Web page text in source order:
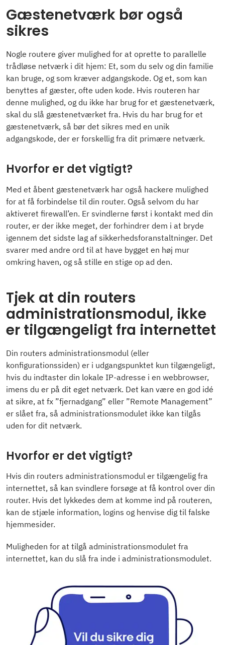
Gæstenetværk bør også
sikres
Nogle routere giver mulighed for at oprette to parallelle
trådløse netværk i dit hjem: Et, som du selv og din familie
kan bruge, og som kræver adgangskode. Og et, som kan
benyttes af gæster, ofte uden kode. Hvis routeren har
denne mulighed, og du ikke har brug for et gæstenetværk,
skal du slå gæstenetværket fra. Hvis du har brug for et
gæstenetværk, så bør det sikres med en unik
adgangskode, der er forskellig fra dit primære netværk.
Hvorfor er det vigtigt?
Med et åbent gæstenetværk har også hackere mulighed
for at få forbindelse til din router. Også selvom du har
aktiveret firewall’en. Er svindlerne først i kontakt med din
router, er der ikke meget, der forhindrer dem i at bryde
igennem det sidste lag af sikkerhedsforanstaltninger. Det
svarer med andre ord til at have bygget en høj mur
omkring haven, og så stille en stige op ad den.
Tjek at din routers
administrationsmodul, ikke
er tilgængeligt fra internettet
Din routers administrationsmodul (eller
konfigurationssiden) er i udgangspunktet kun tilgængeligt,
hvis du indtaster din lokale IP-adresse i en webbrowser,
imens du er på dit eget netværk. Det kan være en god idé
at sikre, at fx ”fjernadgang” eller ”Remote Management”
er slået fra, så administrationsmodulet ikke kan tilgås
uden for dit netværk.
Hvorfor er det vigtigt?
Hvis din routers administrationsmodul er tilgængelig fra
internettet, så kan svindlere forsøge at få kontrol over din
router. Hvis det lykkedes dem at komme ind på routeren,
kan de stjæle information, logins og henvise dig til falske
hjemmesider.
Muligheden for at tilgå administrationsmodulet fra
internettet, kan du slå fra inde i administrationsmodulet.